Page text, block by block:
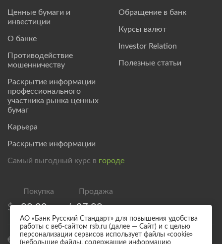
Ценные бумаги и
инвестиции
О банке
Противодействие
мошенничеству
Раскрытие информации
профессионального
участника рынка ценных
бумаг
Карьера
Раскрытие информации
Обращение в банк
Курсы валют
Investor Relation
Полезные статьи
Самый выгодный курс в городе
$ 82,00 / 87,00
€ 94,00 / 99,00
АО «Банк Русский Стандарт» для повышения удобства
работы с веб-сайтом rsb.ru (далее — Сайт) и с целью
персонализации сервисов использует файлы «cookie»
(небольшие файлы, содержащие информацию